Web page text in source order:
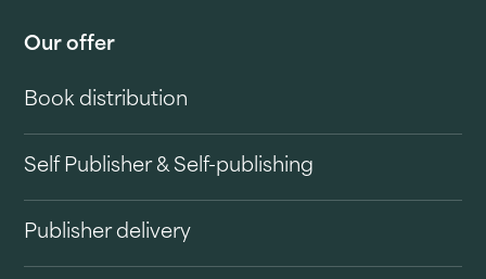
Our offer
Book distribution
Self Publisher & Self-publishing
Publisher delivery